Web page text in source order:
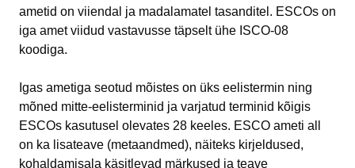
ametid on viiendal ja madalamatel tasanditel. ESCOs on
iga amet viidud vastavusse täpselt ühe ISCO-08
koodiga.
Igas ametiga seotud mõistes on üks eelistermin ning
mõned mitte-eelisterminid ja varjatud terminid kõigis
ESCOs kasutusel olevates 28 keeles. ESCO ameti all
on ka lisateave (metaandmed), näiteks kirjeldused,
kohaldamisala käsitlevad märkused ja teave